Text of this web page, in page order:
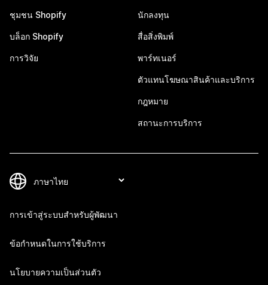
ชุมชน Shopify
บล็อก Shopify
การวิจัย
นักลงทุน
สื่อสิ่งพิมพ์
พาร์ทเนอร์
ตัวแทนโฆษณาสินค้าและบริการ
กฎหมาย
สถานะการบริการ
การเข้าสู่ระบบสำหรับผู้พัฒนา
ข้อกำหนดในการใช้บริการ
นโยบายความเป็นส่วนตัว